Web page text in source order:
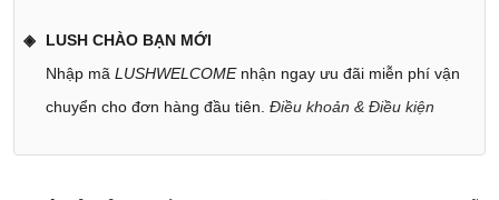
LUSH CHÀO BẠN MỚI
Nhập mã LUSHWELCOMEnhận ngay ưu đãi miễn phí vận
chuyển cho đơn hàng đầu tiên. Điều khoản & Điều kiện